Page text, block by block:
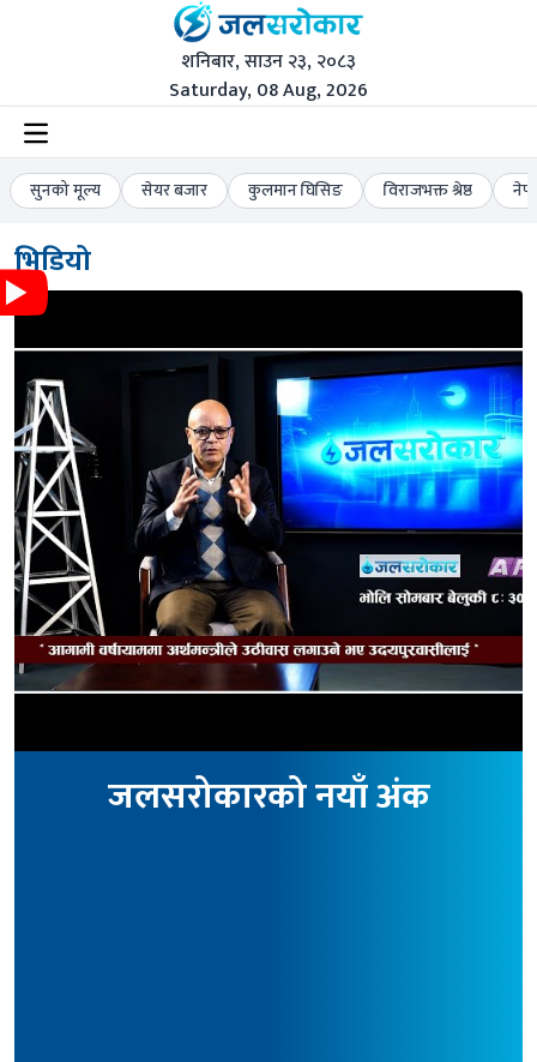
शनिबार, साउन २३, २०८३
Saturday, 08 Aug, 2026
सुनको मूल्य सेयर बजार कुलमान घिसिङ विराजभक्त श्रेष्ठ
भिडियो
जलसरोकारको नयाँ अंक